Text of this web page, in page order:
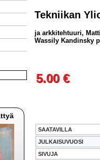
Tekniikan
ja arkkitehtuuri,
Wassily Kandinsky
5.00 €
SAATAVILLA
JULKAISUVUOSI
SIVUJA